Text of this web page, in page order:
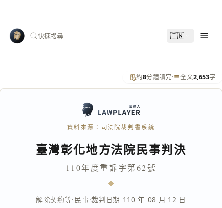
快速搜尋 🇹🇼
約8分鐘讀完· 全文2,653字
資料來源：司法院裁判書系統
臺灣彰化地方法院民事判決
110年度重訴字第62號
解除契約等·民事·裁判日期 110 年 08 月 12 日